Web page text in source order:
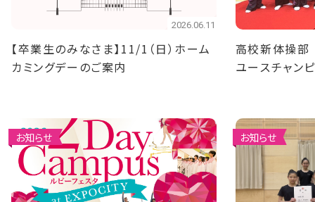
2026.06.11
【卒業生のみなさま】11/1（日）ホーム
カミングデーのご案内
高校新体操
ユースチャン
お知らせ お知らせ